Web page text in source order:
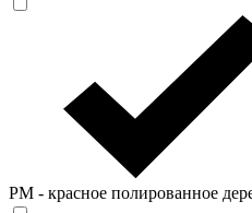
PM - красное полированное